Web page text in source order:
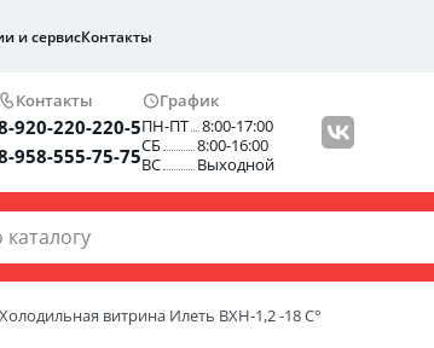
и сервисКонтакты
Контакты
920-220-220-5
958-555-75-75
График
ПН-ПТ
8:00-17:00
СБ
8:00-16:00
ВС
Выходной
Холодильная витрина Илеть ВХН-1,2 -18 C°